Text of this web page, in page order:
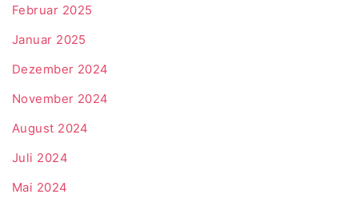
Februar 2025
Januar 2025
Dezember 2024
November 2024
August 2024
Juli 2024
Mai 2024